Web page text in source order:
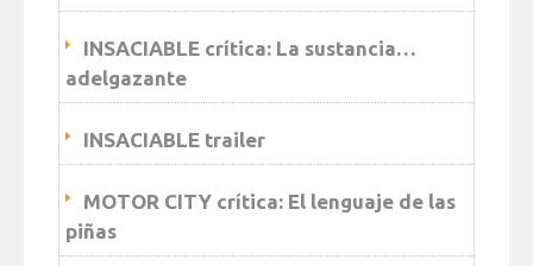
INSACIABLE crítica: La sustancia…
adelgazante
INSACIABLE trailer
MOTOR CITY crítica: El lenguaje de las
piñas